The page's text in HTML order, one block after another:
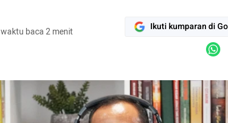
waktu baca 2 menit Ikuti kumparan di